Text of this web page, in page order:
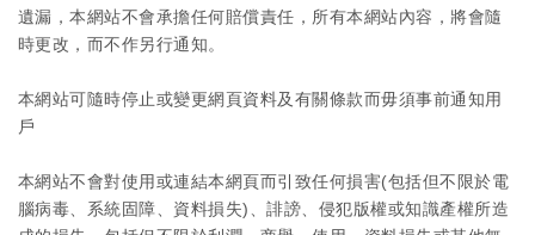
遺漏，本網站不會承擔任何賠償責任，所有本網站內容，將會隨
時更改，而不作另行通知。
本網站可隨時停止或變更網頁資料及有關條款而毋須事前通知用
戶
本網站不會對使用或連結本網頁而引致任何損害(包括但不限於電
腦病毒、系統固障、資料損失)、誹謗、侵犯版權或知識產權所造